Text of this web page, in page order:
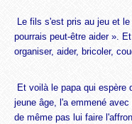
Le fils s'est pris au jeu et
pourrais peut-être aider ».
organiser, aider, bricoler,
Et voilà le papa qui
jeune âge, l'a emmené
de même pas lui faire